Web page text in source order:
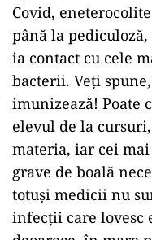
Covid,
până la
ia contact cu cele
bacterii. Veți
imunizează! Poate
elevul de la
materia, iar cei
grave de boală
totuși medicii nu
infecții care lovesc